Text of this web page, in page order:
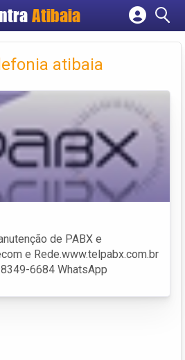
Atibaia
Cadastrar empresa
Criar contaatibaia
de PABX e
e Rede.www.telpabx.com.br
6684 WhatsApp